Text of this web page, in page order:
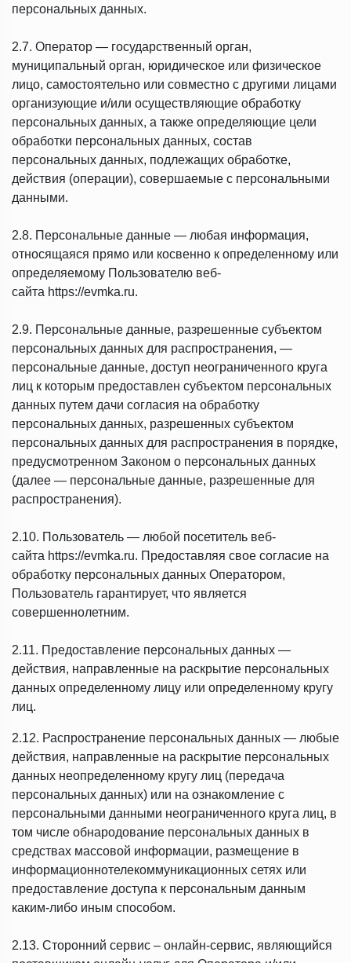
персональных данных.
2.7. Оператор — государственный орган,
муниципальный орган, юридическое или физическое
лицо, самостоятельно или совместно с другими лицами
организующие и/или осуществляющие обработку
персональных данных, а также определяющие цели
обработки персональных данных, состав
персональных данных, подлежащих обработке,
действия (операции), совершаемые с персональными
данными.
2.8. Персональные данные — любая информация,
относящаяся прямо или косвенно к определенному или
определяемому Пользователю веб-
сайта https://evmka.ru.
2.9. Персональные данные, разрешенные субъектом
персональных данных для распространения, —
персональные данные, доступ неограниченного круга
лиц к которым предоставлен субъектом персональных
данных путем дачи согласия на обработку
персональных данных, разрешенных субъектом
персональных данных для распространения в порядке,
предусмотренном Законом о персональных данных
(далее — персональные данные, разрешенные для
распространения).
2.10. Пользователь — любой посетитель веб-
сайта https://evmka.ru. Предоставляя свое согласие на
обработку персональных данных Оператором,
Пользователь гарантирует, что является
совершеннолетним.
2.11. Предоставление персональных данных —
действия, направленные на раскрытие персональных
данных определенному лицу или определенному кругу
лиц.
2.12. Распространение персональных данных — любые
действия, направленные на раскрытие персональных
данных неопределенному кругу лиц (передача
персональных данных) или на ознакомление с
персональными данными неограниченного круга лиц, в
том числе обнародование персональных данных в
средствах массовой информации, размещение в
информационнотелекоммуникационных сетях или
предоставление доступа к персональным данным
каким-либо иным способом.
2.13. Сторонний сервис – онлайн-сервис, являющийся